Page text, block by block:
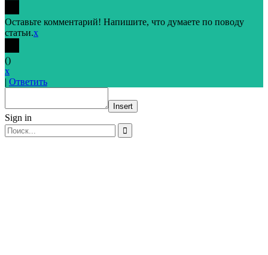
Оставьте комментарий! Напишите, что думаете по поводу
статьи.x
()
x
| Ответить
Insert
Sign in